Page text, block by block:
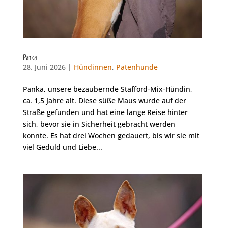
Panka
28. Juni 2026 | Hündinnen, Patenhunde
Panka, unsere bezaubernde Stafford-Mix-Hündin,
ca. 1,5 Jahre alt. Diese süße Maus wurde auf der
Straße gefunden und hat eine lange Reise hinter
sich, bevor sie in Sicherheit gebracht werden
konnte. Es hat drei Wochen gedauert, bis wir sie mit
viel Geduld und Liebe...